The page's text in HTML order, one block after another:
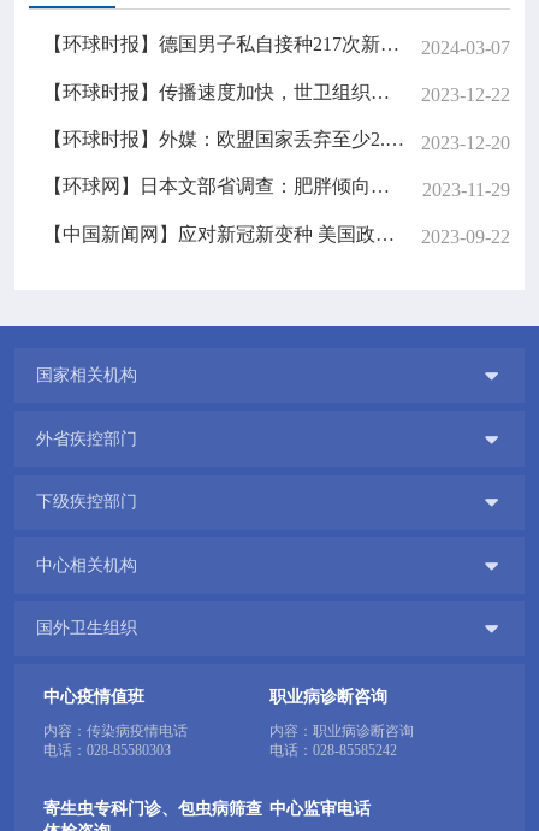
【环球时报】德国男子私自接种217次新冠疫苗，研究人员称不建议将此作为预防手段 2024-03-07
【环球时报】传播速度加快，世卫组织提醒留意新冠变异株JN.1 2023-12-22
【环球时报】外媒：欧盟国家丢弃至少2.15亿支新冠疫苗，价值至少40亿欧元 2023-12-20
【环球网】日本文部省调查：肥胖倾向青少年比例创新高 或因新冠疫情导致 2023-11-29
【中国新闻网】应对新冠新变种 美国政府重启免费新冠检测 2023-09-22
国家相关机构 
外省疾控部门 
下级疾控部门 
中心相关机构 
国外卫生组织 
中心疫情值班
内容：传染病疫情电话
电话： 028-85580303
职业病诊断咨询
内容：职业病诊断咨询
电话： 028-85585242
寄生虫专科门诊、包虫病筛查 中心监审电话